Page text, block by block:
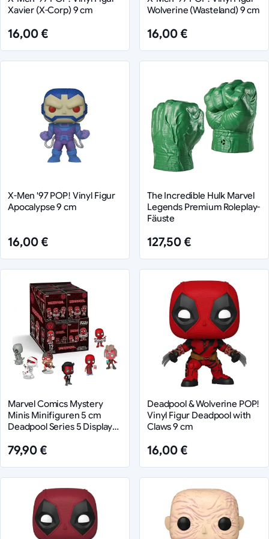
Xavier (X-Corp) 9 cm
16,00 €
Wolverine (Wasteland) 9 cm
16,00 €
X-Men '97 POP! Vinyl Figur
Apocalypse 9 cm
16,00 €
The Incredible Hulk Marvel
Legends Premium Roleplay-
Fäuste
127,50 €
Marvel Comics Mystery
Minis Minifiguren 5 cm
Deadpool Series 5 Display
79,90 €
Deadpool & Wolverine POP!
Vinyl Figur Deadpool with
Claws 9 cm
16,00 €